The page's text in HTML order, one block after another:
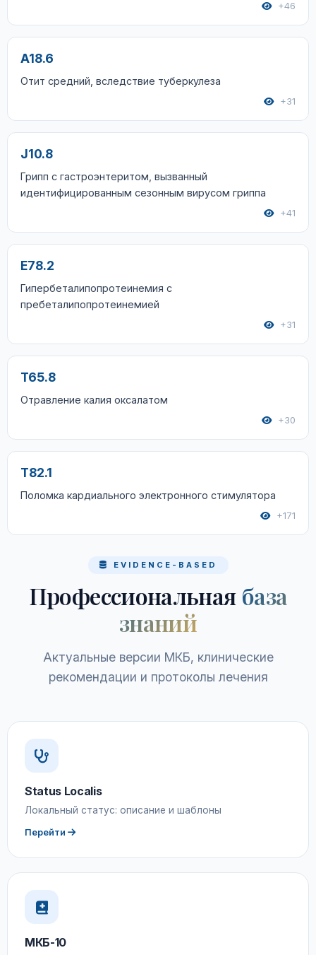
+46
A18.6
Отит средний, вследствие туберкулеза
+31
J10.8
Грипп с гастроэнтеритом, вызванный
идентифицированным сезонным вирусом гриппа
+41
E78.2
Гипербеталипопротеинемия с
пребеталипопротеинемией
+31
T65.8
Отравление калия оксалатом
+30
T82.1
Поломка кардиального электронного стимулятора
+171
EVIDENCE-BASED
Профессиональная база
знаний
Актуальные версии МКБ, клинические
рекомендации и протоколы лечения
Status Localis
Локальный статус: описание и шаблоны
Перейти
МКБ-10